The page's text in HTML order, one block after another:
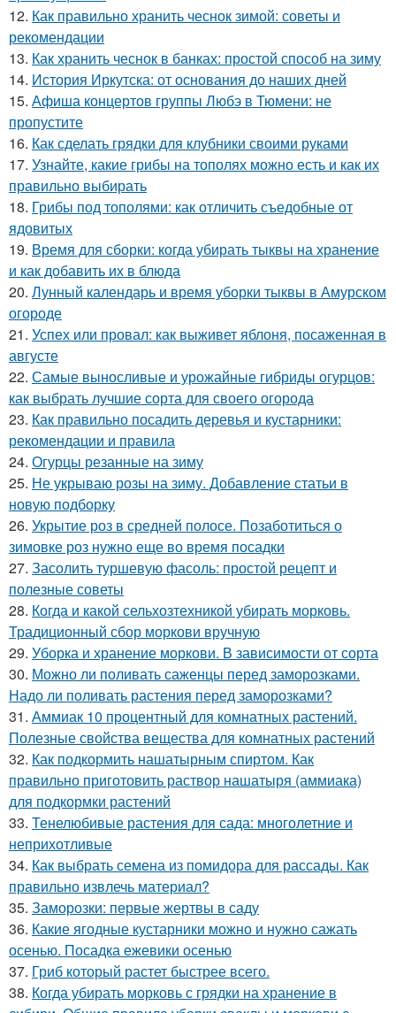
12. Как правильно хранить чеснок зимой: советы и
рекомендации
13. Как хранить чеснок в банках: простой способ на зиму
14. История Иркутска: от основания до наших дней
15. Афиша концертов группы Любэ в Тюмени: не
пропустите
16. Как сделать грядки для клубники своими руками
17. Узнайте, какие грибы на тополях можно есть и как их
правильно выбирать
18. Грибы под тополями: как отличить съедобные от
ядовитых
19. Время для сборки: когда убирать тыквы на хранение
и как добавить их в блюда
20. Лунный календарь и время уборки тыквы в Амурском
огороде
21. Успех или провал: как выживет яблоня, посаженная в
августе
22. Самые выносливые и урожайные гибриды огурцов:
как выбрать лучшие сорта для своего огорода
23. Как правильно посадить деревья и кустарники:
рекомендации и правила
24. Огурцы резанные на зиму
25. Не укрываю розы на зиму. Добавление статьи в
новую подборку
26. Укрытие роз в средней полосе. Позаботиться о
зимовке роз нужно еще во время посадки
27. Засолить туршевую фасоль: простой рецепт и
полезные советы
28. Когда и какой сельхозтехникой убирать морковь.
Традиционный сбор моркови вручную
29. Уборка и хранение моркови. В зависимости от сорта
30. Можно ли поливать саженцы перед заморозками.
Надо ли поливать растения перед заморозками?
31. Аммиак 10 процентный для комнатных растений.
Полезные свойства вещества для комнатных растений
32. Как подкормить нашатырным спиртом. Как
правильно приготовить раствор нашатыря (аммиака)
для подкормки растений
33. Тенелюбивые растения для сада: многолетние и
неприхотливые
34. Как выбрать семена из помидора для рассады. Как
правильно извлечь материал?
35. Заморозки: первые жертвы в саду
36. Какие ягодные кустарники можно и нужно сажать
осенью. Посадка ежевики осенью
37. Гриб который растет быстрее всего.
38. Когда убирать морковь с грядки на хранение в